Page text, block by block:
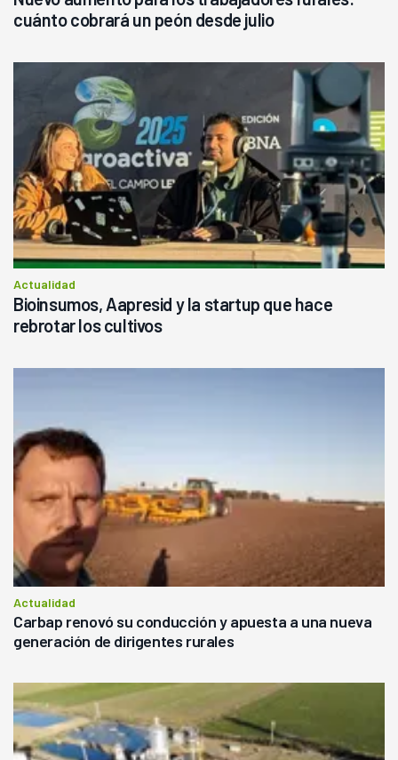
cuánto cobrará un peón desde julio
Actualidad
Bioinsumos, Aapresid y la startup que hace
rebrotar los cultivos
Actualidad
Carbap renovó su conducción y apuesta a una nueva
generación de dirigentes rurales